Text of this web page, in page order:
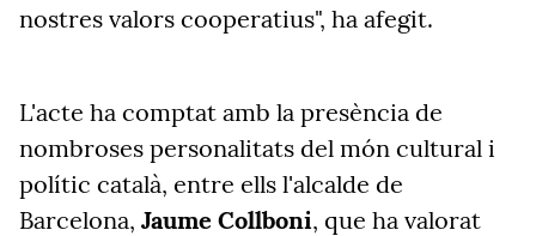
nostres valors cooperatius", ha afegit.
L'acte ha comptat amb la presència de
nombroses personalitats del món cultural i
polític català, entre ells l'alcalde de
Barcelona, Jaume Collboni, que ha valorat